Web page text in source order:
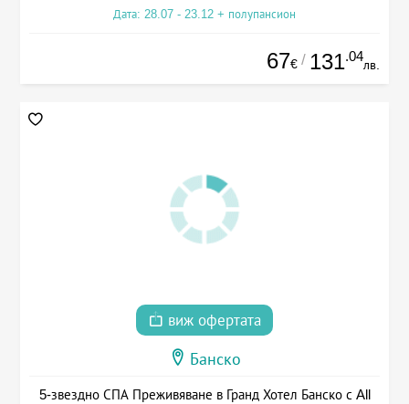
Дата: 28.07 - 23.12 + полупансион
67€ / 131.04
лв.
виж офертата
Банско
5-звездно СПА Преживяване в Гранд Хотел Банско с All